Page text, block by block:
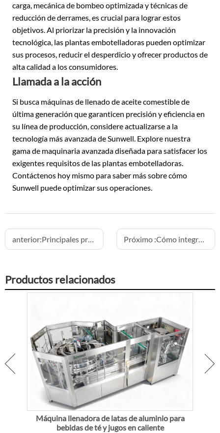
carga, mecánica de bombeo optimizada y técnicas de
reducción de derrames, es crucial para lograr estos
objetivos. Al priorizar la precisión y la innovación
tecnológica, las plantas embotelladoras pueden optimizar
sus procesos, reducir el desperdicio y ofrecer productos de
alta calidad a los consumidores.
Llamada a la acción
Si busca máquinas de llenado de aceite comestible de
última generación que garanticen precisión y eficiencia en
su línea de producción, considere actualizarse a la
tecnología más avanzada de Sunwell. Explore nuestra
gama de maquinaria avanzada diseñada para satisfacer los
exigentes requisitos de las plantas embotelladoras.
Contáctenos hoy mismo para saber más sobre cómo
Sunwell puede optimizar sus operaciones.
anterior:Principales prácticas de mantenimiento para máquinas llenadoras de latas de aluminio Próximo :Cómo integrar despaletizadores y paletizadores para un flujo eficiente
Productos relacionados
Máquina llenadora de latas de aluminio para
bebidas de té y jugos en caliente